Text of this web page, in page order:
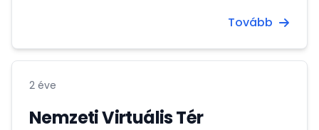
Tovább
2 éve
Nemzeti Virtuális Tér